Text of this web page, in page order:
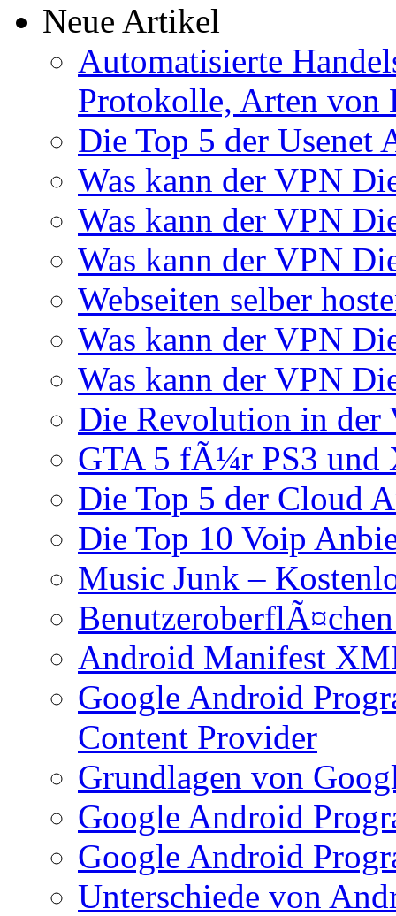
Neue Artikel
Automatisierte
Protokolle, Arten von
Die Top 5 der Usenet
Was kann der VPN
Was kann der VPN
Was kann der VPN
Webseiten selber
Was kann der VPN
Was kann der VPN
Die Revolution in
GTA 5 fÃ¼r PS3 und
Die Top 5 der Cloud
Die Top 10 Voip
Music Junk –
Android Manifest
Google Android
Content Provider
Grundlagen von
Google Android
Google Android
Unterschiede von